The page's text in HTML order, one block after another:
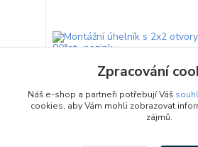
Zpracování
Náš e-shop a partneři potřebují Váš
cookies, aby Vám mohli zobrazovat
zájmů.